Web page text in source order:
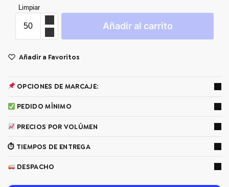
Limpiar
Añadir al carrito
Añadir a Favoritos
OPCIONES DE MARCAJE:
PEDIDO MÍNIMO
PRECIOS POR VOLÚMEN
⏱ TIEMPOS DE ENTREGA
DESPACHO